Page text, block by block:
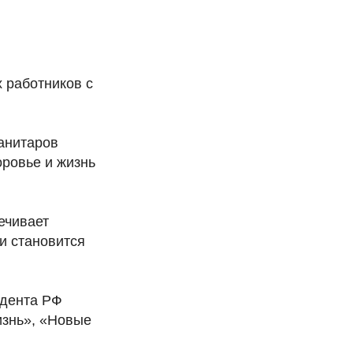
с
и жизнь
становится
РФ
«Новые